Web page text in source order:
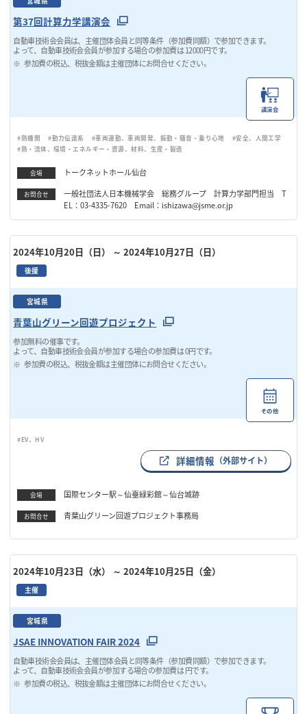
第37回計算力学講演会
自動車技術会会員は、主催団体会員と同等条件（参加費同額）で参加できます。
よって、自動車技術会会員が参加する場合の参加費は 12000円です。
参加費の税込、税抜金額は主催団体にお問合せください。
講演会
#熱機関 #動力伝達系 #車両運動、車両開発、振動・騒音・乗り心地
#安全、人間工学
#熱・流体、環境・エネルギー・資源、材料、生産・製造
会場 トークネットホール仙台
お問合せ
一般社団法人日本機械学会 総務グループ 計算力学部門担当 T
EL：03-4335-7620 Email：ishizawa@jsme.or.jp
2024年10月20日（日） ～ 2024年10月27日（日）
後援
宮城県
青葉山グリーン回遊プロジェクト
参加無料の催事です。
よって、自動車技術会会員が参加する場合の参加費は 0円です。
参加費の税込、税抜金額は主催団体にお問合せください。
その他
#EV、HV
詳細情報 （外部サイト）
会場 国際センター駅～仙臺緑彩館～仙台城跡
お問合せ 青葉山グリーン回遊プロジェクト事務局
2024年10月23日（水） ～ 2024年10月25日（金）
主催
宮城県
JSAE INNOVATION FAIR 2024
自動車技術会会員は、主催団体会員と同等条件（参加費同額）で参加できます。
よって、自動車技術会会員が参加する場合の参加費は 円です。
参加費の税込、税抜金額は主催団体にお問合せください。